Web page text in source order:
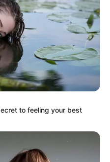
las noticias que le
estar bien informado, por
notificaciones de Alerta.
DE USAQUÉN
DE ENGATIVÁ
to feeling your best